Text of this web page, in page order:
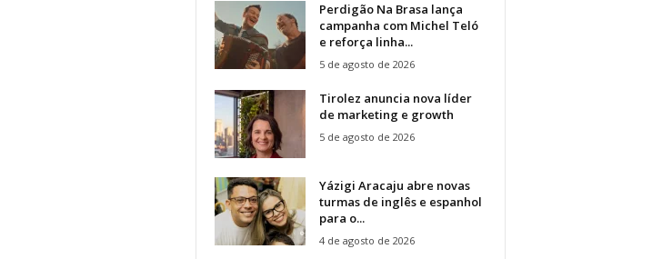
Perdigão Na Brasa lança
campanha com Michel Teló
e reforça linha...
5 de agosto de 2026
Tirolez anuncia nova líder
de marketing e growth
5 de agosto de 2026
Yázigi Aracaju abre novas
turmas de inglês e espanhol
para o...
4 de agosto de 2026